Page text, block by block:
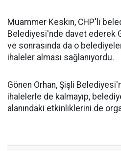
Muammer Keskin, CHP'li
Belediyesi'nde davet ederek
ve sonrasında da o
ihaleler alması sağlanıyordu.
Gönen Orhan, Şişli
ihalelerle de kalmayıp,
alanındaki etkinliklerini de